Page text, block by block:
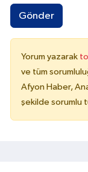
Gönder
Yorum yazarak
ve tüm
Afyon Haber,
şekilde sorumlu